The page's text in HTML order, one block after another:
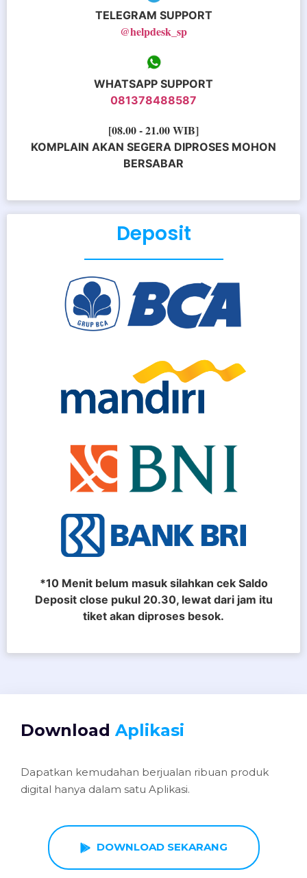
TELEGRAM SUPPORT
@helpdesk_sp
WHATSAPP SUPPORT
081378488587
[08.00 - 21.00 WIB]
KOMPLAIN AKAN SEGERA DIPROSES MOHON
BERSABAR
Deposit
*10 Menit belum masuk silahkan cek Saldo
Deposit close pukul 20.30, lewat dari jam itu
tiket akan diproses besok.
Download Aplikasi
Dapatkan kemudahan berjualan ribuan produk
digital hanya dalam satu Aplikasi.
DOWNLOAD SEKARANG